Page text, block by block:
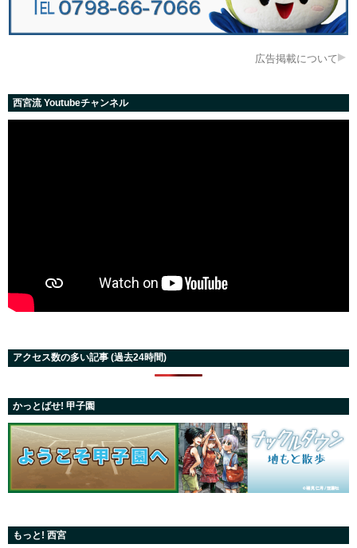
広告掲載について
西宮流 Youtubeチャンネル
アクセス数の多い記事 (過去24時間)
かっとばせ! 甲子園
もっと! 西宮